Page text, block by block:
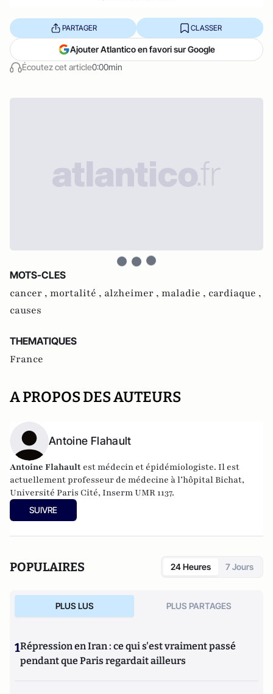
Écoutez cet article0:00min
PARTAGER CLASSER
Ajouter Atlantico en favori sur Google
MOTS-CLES
cancer , mortalité , alzheimer , maladie , cardiaque ,
causes
THEMATIQUES
France
A PROPOS DES AUTEURS
Antoine Flahault
Antoine Flahault est médecin et épidémiologiste. Il est
actuellement professeur de médecine à l’hôpital Bichat,
Université Paris Cité, Inserm UMR 1137.
SUIVRE
POPULAIRES 24 Heures 7 Jours
PLUS LUS PLUS PARTAGES
1Répression en Iran : ce qui s'est vraiment passé
pendant que Paris regardait ailleurs